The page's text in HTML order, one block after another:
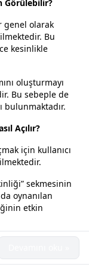
Görülebilir?
genel olarak
Bu
kesinlikle
oluşturmayı
Bu sebeple de
bulunmaktadır.
Açılır?
için kullanıcı
sekmesinin
oynanılan
etkin